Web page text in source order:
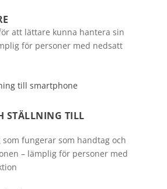
att lättare kunna hantera sin
för personer med nedsatt
STÄLLNING TILL
som fungerar som handtag och
– lämplig för personer med